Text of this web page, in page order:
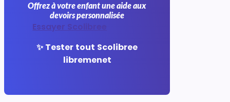
Offrez à votre enfant une aide aux
devoirs personnalisée
Essayer Scolibree
✨ Tester tout Scolibree
libremenet